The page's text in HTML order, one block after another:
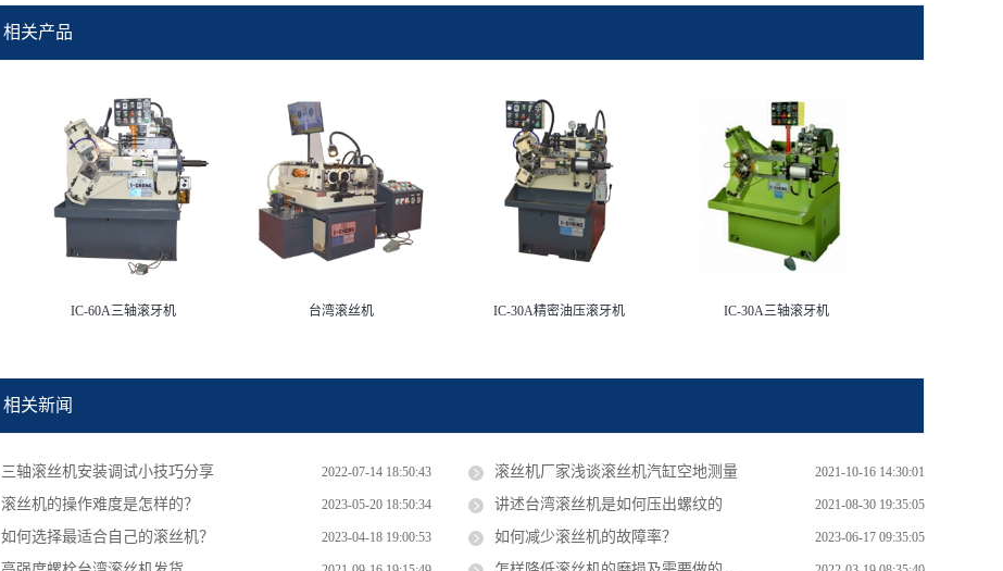
相关产品
IC-60A三轴滚牙机 台湾滚丝机 IC-30A精密油压滚牙机 IC-30A三轴滚牙机
相关新闻
三轴滚丝机安装调试小技巧分享 2022-07-14 18:50:43 滚丝机厂家浅谈滚丝机汽缸空地测量 2021-10-16 14:30:01
滚丝机的操作难度是怎样的？ 2023-05-20 18:50:34 讲述台湾滚丝机是如何压出螺纹的 2021-08-30 19:35:05
如何选择最适合自己的滚丝机？ 2023-04-18 19:00:53 如何减少滚丝机的故障率？ 2023-06-17 09:35:05